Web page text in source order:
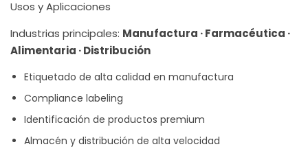
Usos y Aplicaciones
Industrias principales: Manufactura · Farmacéutica ·
Alimentaria · Distribución
Etiquetado de alta calidad en manufactura
Compliance labeling
Identificación de productos premium
Almacén y distribución de alta velocidad